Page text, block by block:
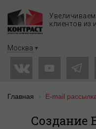
клиентов из
Москва
Главная E-mail
Создание